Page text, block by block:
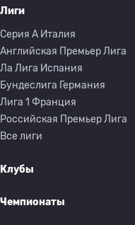
Лиги
Серия A Италия
Английская Премьер Лига
Ла Лига Испания
Бундеслига Германия
Лига 1 Франция
Российская Премьер Лига
Все лиги
Клубы
Чемпионаты